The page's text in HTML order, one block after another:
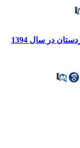
در سال 1394